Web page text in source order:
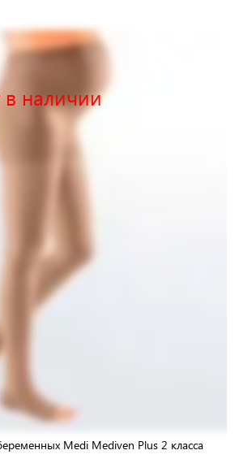
в наличии
Medi Mediven Plus 2 класса